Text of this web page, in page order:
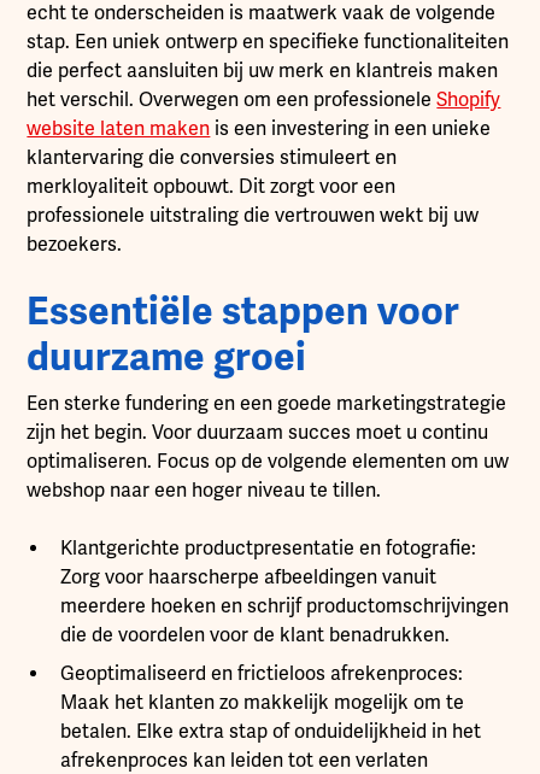
echt te onderscheiden is maatwerk vaak de volgende
stap. Een uniek ontwerp en specifieke functionaliteiten
die perfect aansluiten bij uw merk en klantreis maken
het verschil. Overwegen om een professioneleShopify
website laten maken is een investering in een unieke
klantervaring die conversies stimuleert en
merkloyaliteit opbouwt. Dit zorgt voor een
professionele uitstraling die vertrouwen wekt bij uw
bezoekers.
Essentiële stappen voor
duurzame groei
Een sterke fundering en een goede marketingstrategie
zijn het begin. Voor duurzaam succes moet u continu
optimaliseren. Focus op de volgende elementen om uw
webshop naar een hoger niveau te tillen.
Klantgerichte productpresentatie en fotografie:
Zorg voor haarscherpe afbeeldingen vanuit
meerdere hoeken en schrijf productomschrijvingen
die de voordelen voor de klant benadrukken.
Geoptimaliseerd en frictieloos afrekenproces:
Maak het klanten zo makkelijk mogelijk om te
betalen. Elke extra stap of onduidelijkheid in het
afrekenproces kan leiden tot een verlaten